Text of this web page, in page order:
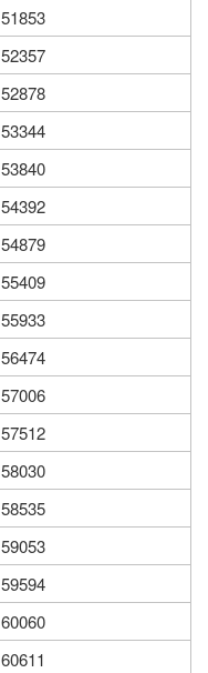
51853
52357
52878
53344
53840
54392
54879
55409
55933
56474
57006
57512
58030
58535
59053
59594
60060
60611